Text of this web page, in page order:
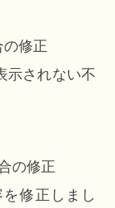
の修正
示されない不
の修正
修正しまし